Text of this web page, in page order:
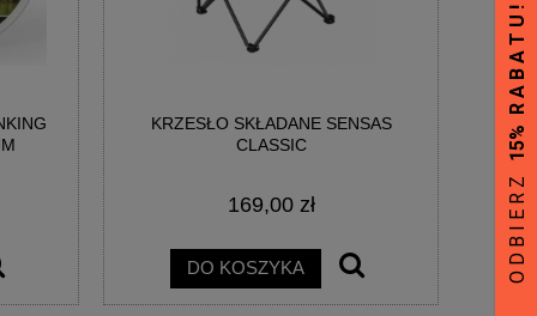
KRZESŁO SKŁADANE SENSAS
CLASSIC
169,00 zł
DO KOSZYKA